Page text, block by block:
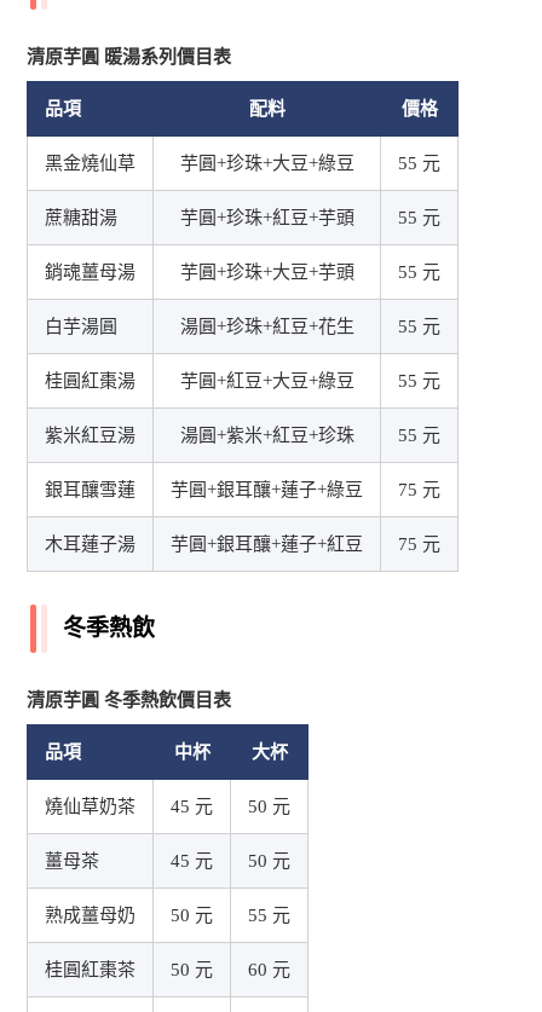
清原芋圓 暖湯系列價目表
品項 配料 價格
黑金燒仙草 芋圓+珍珠+大豆+綠豆 55 元
蔗糖甜湯 芋圓+珍珠+紅豆+芋頭 55 元
銷魂薑母湯 芋圓+珍珠+大豆+芋頭 55 元
白芋湯圓 湯圓+珍珠+紅豆+花生 55 元
桂圓紅棗湯 芋圓+紅豆+大豆+綠豆 55 元
紫米紅豆湯 湯圓+紫米+紅豆+珍珠 55 元
銀耳釀雪蓮 芋圓+銀耳釀+蓮子+綠豆 75 元
木耳蓮子湯 芋圓+銀耳釀+蓮子+紅豆 75 元
冬季熱飲
清原芋圓 冬季熱飲價目表
品項 中杯 大杯
燒仙草奶茶 45 元 50 元
薑母茶 45 元 50 元
熟成薑母奶 50 元 55 元
桂圓紅棗茶 50 元 60 元